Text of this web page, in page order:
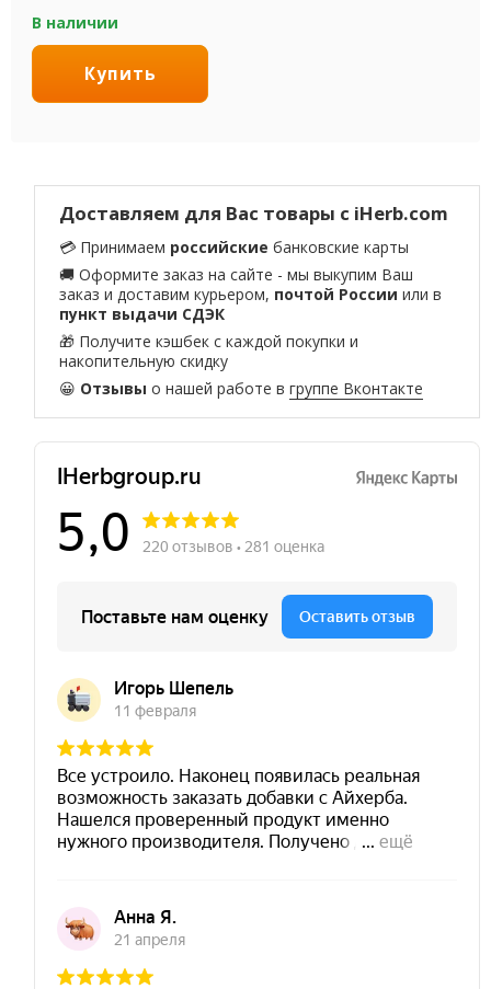
В наличии
Купить
Доставляем для Вас товары с iHerb.com
💳 Принимаем российские банковские карты
🚚 Оформите заказ на сайте - мы выкупим Ваш
заказ и доставим курьером, почтой России или в
пункт выдачи СДЭК
🎁 Получите кэшбек с каждой покупки и
накопительную скидку
😀 Отзывы о нашей работе вгруппе Вконтакте